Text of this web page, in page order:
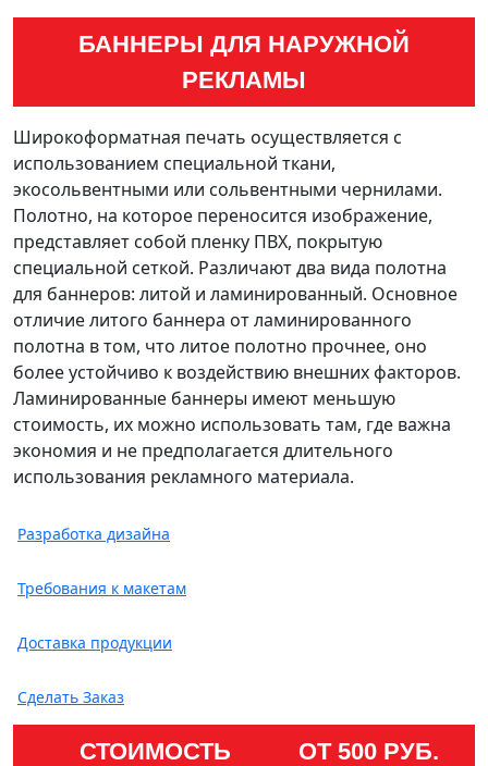
БАННЕРЫ ДЛЯ НАРУЖНОЙ
РЕКЛАМЫ
Широкоформатная печать осуществляется с
использованием специальной ткани,
экосольвентными или сольвентными чернилами.
Полотно, на которое переносится изображение,
представляет собой пленку ПВХ, покрытую
специальной сеткой. Различают два вида полотна
для баннеров: литой и ламинированный. Основное
отличие литого баннера от ламинированного
полотна в том, что литое полотно прочнее, оно
более устойчиво к воздействию внешних факторов.
Ламинированные баннеры имеют меньшую
стоимость, их можно использовать там, где важна
экономия и не предполагается длительного
использования рекламного материала.
Разработка дизайна
Требования к макетам
Доставка продукции
Сделать Заказ
СТОИМОСТЬ ОТ 500 РУБ.